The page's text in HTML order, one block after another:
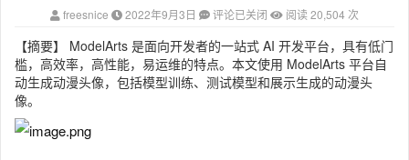
v
i
g
freesnice 2022年9月3日 评论已关闭 阅读 20,504 次
【摘要】 ModelArts 是面向开发者的一站式 AI 开发平台，具有低门
槛，高效率，高性能，易运维的特点。本文使用 ModelArts 平台自
动生成动漫头像，包括模型训练、测试模型和展示生成的动漫头
像。